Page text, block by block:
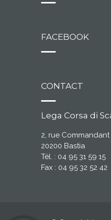
FACEBOOK
CONTACT
Lega Corsa di
2, rue
20200 Bastia
Tél. : 04 95 31 59 15
Fax : 04 95 32 52 42